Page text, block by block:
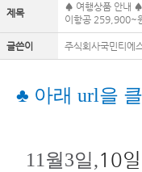
제목
♠ 여행상품 안내
이항공 259,900~
글쓴이 주식회사국민티에
♣ 아래 url을
11월3일,10